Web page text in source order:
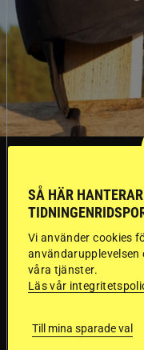
sämst i
Stort test av
Folksam har
SÅ HÄR
Vi använder cookies
våra tjänster.
Läs vår
Till mina sparade val